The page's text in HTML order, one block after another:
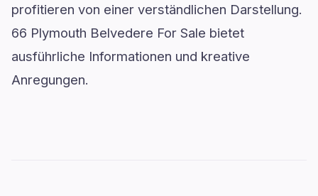
profitieren von einer verständlichen Darstellung.
66 Plymouth Belvedere For Sale bietet
ausführliche Informationen und kreative
Anregungen.